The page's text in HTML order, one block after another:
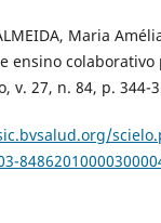
Maria
ensino colaborativo
v. 27, n. 84, p. 344-